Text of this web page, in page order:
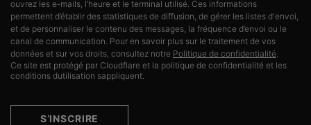
ouvrez les e-mails, l’heure et le terminal utilisé. Ces informations
permettent d’établir des statistiques de diffusion, de gérer les listes d'envoi,
et de personnaliser le contenu des messages, la fréquence d’envoi ou le
canal de communication. Pour en savoir plus sur le traitement de vos
données et sur vos droits, consultez notre Politique de confidentialité.
Ce site est protégé par Cloudflare et la politique de confidentialité et les
conditions dutilisation sappliquent.
S’INSCRIRE